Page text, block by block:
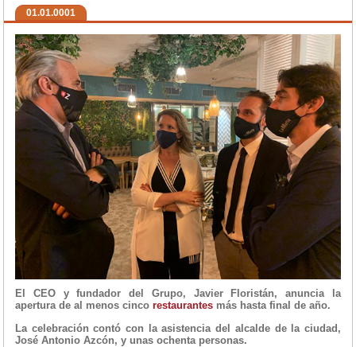
01.01.0001
El CEO y fundador del Grupo, Javier Floristán, anuncia la
apertura de al menos cinco restaurantes más hasta final de año.
La celebración contó con la asistencia del alcalde de la ciudad,
José Antonio Azcón, y unas ochenta personas.